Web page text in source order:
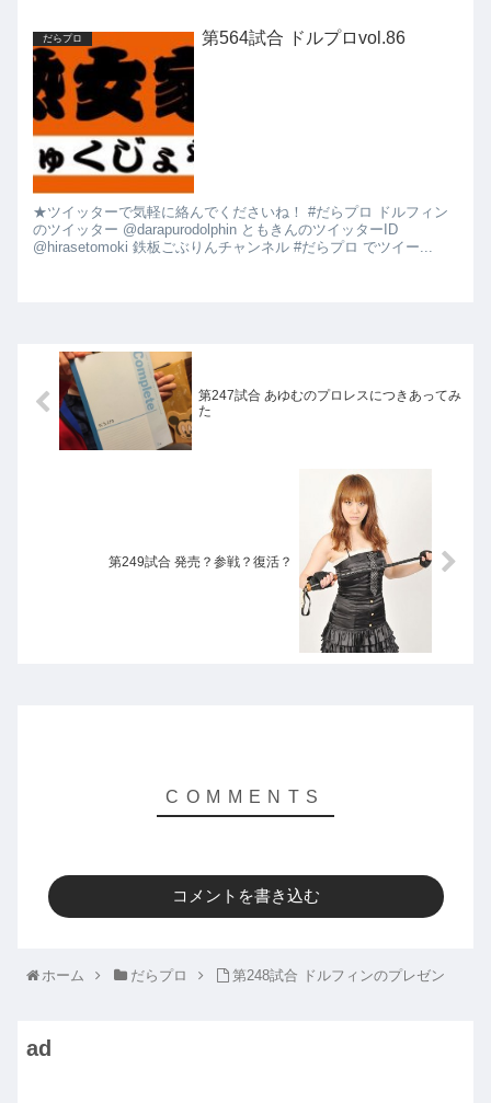
だらプロ 第564試合 ドルプロvol.86
★ツイッターで気軽に絡んでくださいね！ #だらプロ ドルフィン
のツイッター @darapurodolphin ともきんのツイッターID
@hirasetomoki 鉄板ごぶりんチャンネル #だらプロ でツイー...
第247試合 あゆむのプロレスにつきあってみ
た
第249試合 発売？参戦？復活？
コメントを書き込む
ホーム だらプロ 第248試合 ドルフィンのプレゼン
ad